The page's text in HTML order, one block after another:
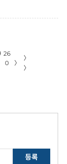
26
0
〉
〉
〉
등록